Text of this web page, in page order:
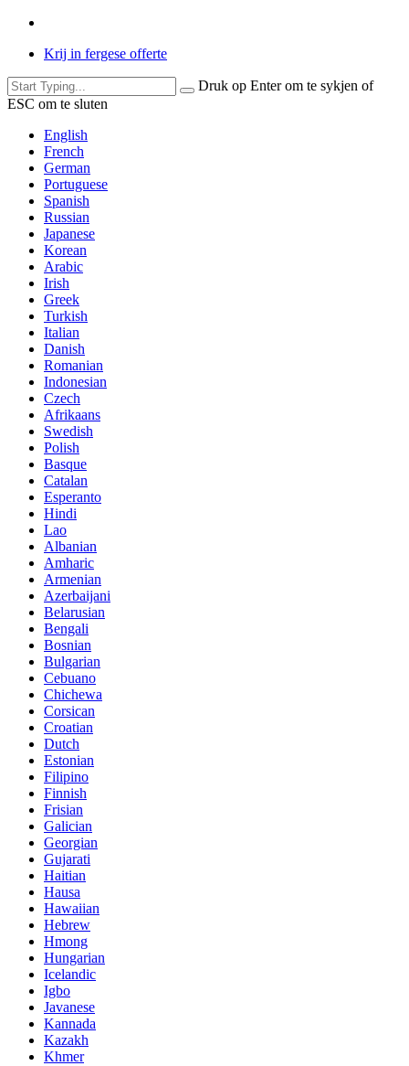
Krij in fergese offerte
Druk op Enter om te sykjen of
ESC om te sluten
English
French
German
Portuguese
Spanish
Russian
Japanese
Korean
Arabic
Irish
Greek
Turkish
Italian
Danish
Romanian
Indonesian
Czech
Afrikaans
Swedish
Polish
Basque
Catalan
Esperanto
Hindi
Lao
Albanian
Amharic
Armenian
Azerbaijani
Belarusian
Bengali
Bosnian
Bulgarian
Cebuano
Chichewa
Corsican
Croatian
Dutch
Estonian
Filipino
Finnish
Frisian
Galician
Georgian
Gujarati
Haitian
Hausa
Hawaiian
Hebrew
Hmong
Hungarian
Icelandic
Igbo
Javanese
Kannada
Kazakh
Khmer